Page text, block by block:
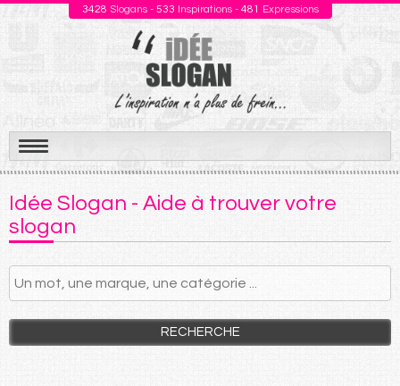
3428 Slogans - 533 Inspirations - 481 Expressions
Aller
au
contenu
Idée Slogan - Aide à trouver votre
slogan